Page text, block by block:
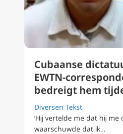
Cubaanse
EWTN-
bedreigt hem
Diversen Tekst
‘Hij vertelde me dat hij me
waarschuwde dat ik…